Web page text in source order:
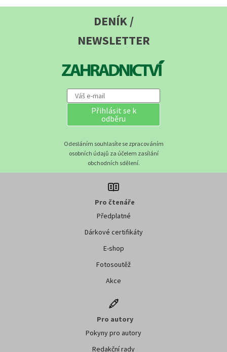
DENÍK /
NEWSLETTER
Přihlásit se k
odběru
Odesláním souhlasíte se zpracováním
osobních údajů za účelem zasílání
obchodních sdělení.
Pro čtenáře
Předplatné
Dárkové certifikáty
E-shop
Fotosoutěž
Akce
Pro autory
Pokyny pro autory
Redakční rady